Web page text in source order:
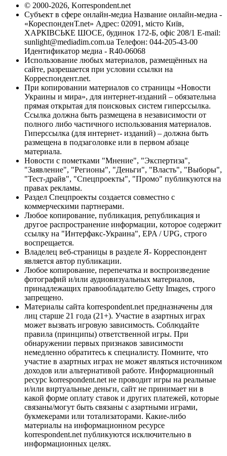
© 2000-2026, Korrespondent.net
Субъект в сфере онлайн-медиа Название онлайн-медиа -
«КореспонденТ.net» Адрес: 02091, місто Київ,
ХАРКІВСЬКЕ ШОСЕ, будинок 172-Б, офіс 208/1 E-mail:
sunlight@mediadim.com.ua Телефон: 044-205-43-00
Идентификатор медиа - R40-06068
Использование любых материалов, размещённых на
сайте, разрешается при условии ссылки на
Корреспондент.net.
При копировании материалов со страницы «Новости
Украины и мира», для интернет-изданий – обязательна
прямая открытая для поисковых систем гиперссылка.
Ссылка должна быть размещена в независимости от
полного либо частичного использования материалов.
Гиперссылка (для интернет- изданий) – должна быть
размещена в подзаголовке или в первом абзаце
материала.
Новости с пометками "Мнение", "Экспертиза",
"Заявление", "Регионы", "Деньги", "Власть", "Выборы",
"Тест-драйв", "Спецпроекты", "Промо" публикуются на
правах рекламы.
Раздел Спецпроекты создается совместно с
коммерческими партнерами.
Любое копирование, публикация, републикация и
другое распространение информации, которое содержит
ссылку на "Интерфакс-Украина", EPA / UPG, строго
воспрещается.
Владелец веб-страницы в разделе Я- Корреспондент
является автор публикации.
Любое копирование, перепечатка и воспроизведение
фотографий и/или аудиовизуальных материалов,
принадлежащих правообладателю Getty Images, строго
запрещено.
Материалы сайта korrespondent.net предназначены для
лиц старше 21 года (21+). Участие в азартных играх
может вызвать игровую зависимость. Соблюдайте
правила (принципы) ответственной игры. При
обнаружении первых признаков зависимости
немедленно обратитесь к специалисту. Помните, что
участие в азартных играх не может являться источником
доходов или альтернативой работе. Информационный
ресурс korrespondent.net не проводит игры на реальные
и/или виртуальные деньги, сайт не принимает ни в
какой форме оплату ставок и других платежей, которые
связаны/могут быть связаны с азартными играми,
букмекерами или тотализаторами. Какие-либо
материалы на информационном ресурсе
korrespondent.net публикуются исключительно в
информационных целях.